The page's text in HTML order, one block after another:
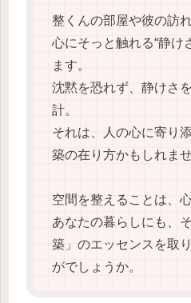
整くんの部屋や彼の訪
心にそっと触れる“静け
ます。
沈黙を恐れず、静けさ
計。
それは、人の心に寄り
築の在り方かもしれませ
空間を整えることは、
あなたの暮らしにも、
築」のエッセンスを取
がでしょうか。